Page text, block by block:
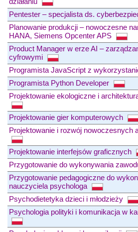
Pentester – specjalista ds.
Planowanie produkcji – nowoczesne
HANA, Siemens Opcenter APS
Product Manager w erze AI –
cyfrowymi
Programista JavaScript z
Programista Python Developer
Projektowanie ekologiczne i
Projektowanie gier komputerowych
Projektowanie i rozwój nowoczesnych
Projektowanie interfejsów graficznych
Przygotowanie do wykonywania
Przygotowanie pedagogiczne do
nauczyciela psychologa
Psychodietetyka dzieci i młodzieży
Psychologia polityki i komunikacja w